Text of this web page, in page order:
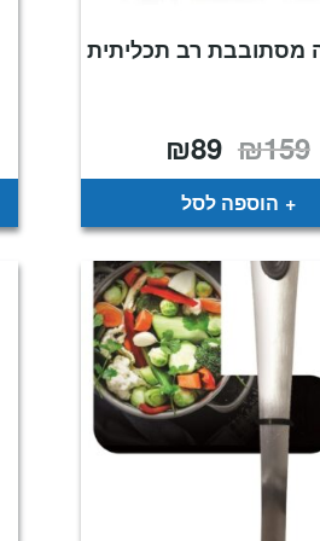
מסתובבת רב תכליתית
₪159 המחיר
המקורי
היה:
₪159.
₪89
הוא:
הוספה לסל